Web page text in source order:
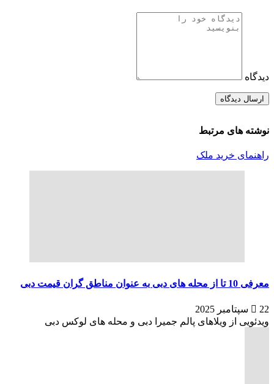
دیدگاه
نوشته های مرتبط
راهنمای خرید ملک
معرفی 10 تا از محله های دبی به عنوان مناطق گران قیمت دبی
22 سپتامبر 2025
ویدئویی از ویلاهای پالم جمیرا دبی و محله های لوکس دبی